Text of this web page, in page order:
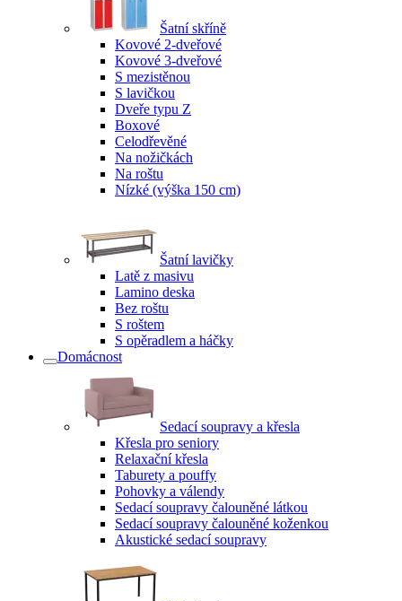
Šatní skříně
Kovové 2-dveřové
Kovové 3-dveřové
S mezistěnou
S lavičkou
Dveře typu Z
Boxové
Celodřevěné
Na nožičkách
Na roštu
Nízké (výška 150 cm)
Šatní lavičky
Latě z masivu
Lamino deska
Bez roštu
S roštem
S opěradlem a háčky
Domácnost
Sedací soupravy a křesla
Křesla pro seniory
Relaxační křesla
Taburety a pouffy
Pohovky a válendy
Sedací soupravy čalouněné látkou
Sedací soupravy čalouněné koženkou
Akustické sedací soupravy